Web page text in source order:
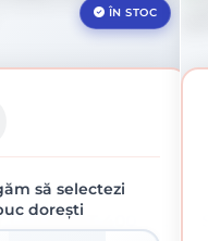
ÎN STOC
COLORAT 400 ML
să selectezi
dorești